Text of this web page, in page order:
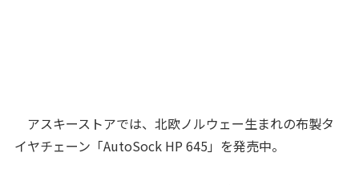
アスキーストアでは、北欧ノルウェー生まれの布製タ
イヤチェーン「AutoSock HP 645」を発売中。